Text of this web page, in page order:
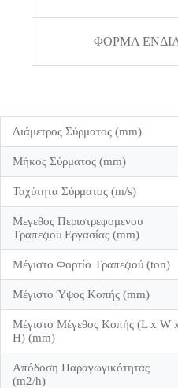
ΦΟΡΜΑ
Διάμετρος Σύρματος (mm)
Μήκος Σύρματος (mm)
Ταχύτητα Σύρματος (m/s)
Μεγεθος Περιστρεφομενου
Τραπεζιου Εργασίας (mm)
Μέγιστο Φορτίο Τραπεζιού (ton)
Μέγιστο Ύψος Κοπής (mm)
Μέγιστο Μέγεθος Κοπής (L x W
H) (mm)
Απόδοση Παραγωγικότητας
(m2/h)